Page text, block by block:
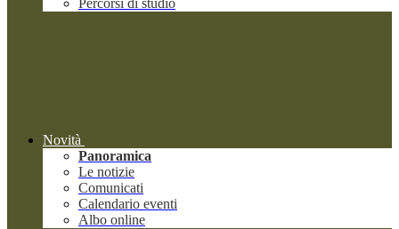
Percorsi di studio
Novità
Panoramica
Le notizie
Comunicati
Calendario eventi
Albo online